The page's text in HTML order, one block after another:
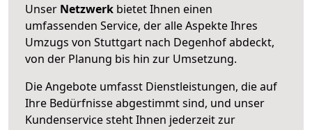
Unser Netzwerk bietet Ihnen einen
umfassenden Service, der alle Aspekte Ihres
Umzugs von Stuttgart nach Degenhof abdeckt,
von der Planung bis hin zur Umsetzung.
Die Angebote umfasst Dienstleistungen, die auf
Ihre Bedürfnisse abgestimmt sind, und unser
Kundenservice steht Ihnen jederzeit zur